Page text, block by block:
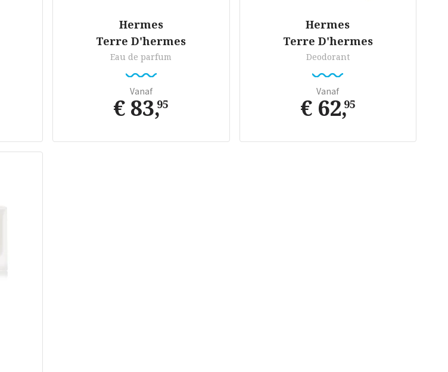
Hermes
Terre D'hermes
Eau de parfum
Vanaf
€ 83,95
Hermes
Terre D'hermes
Deodorant
Vanaf
€ 62,95